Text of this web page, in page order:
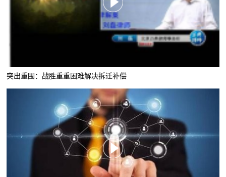
突出重围：战胜重重困难解决拆迁补偿